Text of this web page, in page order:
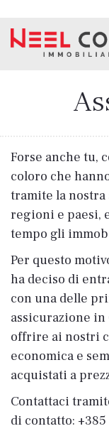
Forse anche tu,
coloro che
tramite la nostra
regioni e paesi,
tempo gli
Per questo
ha deciso di
con una delle
assicurazione in
offrire ai nostri
economica e
acquistati a
Contattaci
di contatto: